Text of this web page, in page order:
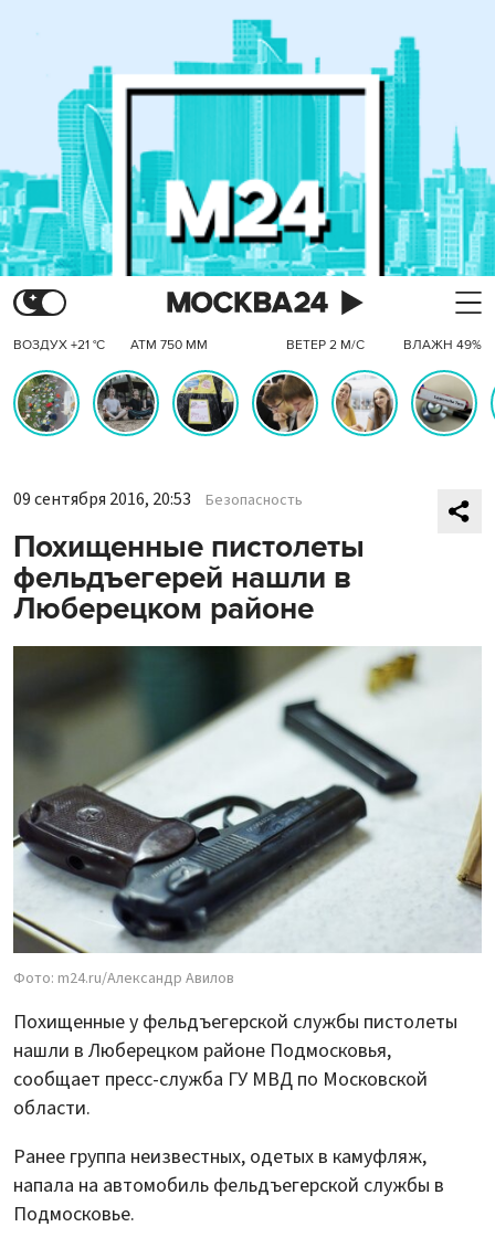
ВОЗДУХ +21 °C АТМ 750 ММ ВЕТЕР 2 М/С ВЛАЖН 49%
09 сентября 2016, 20:53 Безопасность
Похищенные пистолеты
фельдъегерей нашли в
Люберецком районе
Фото: m24.ru/Александр Авилов
Похищенные у фельдъегерской службы пистолеты
нашли в Люберецком районе Подмосковья,
сообщает пресс-служба ГУ МВД по Московской
области.
Ранее группа неизвестных, одетых в камуфляж,
напала на автомобиль фельдъегерской службы в
Подмосковье.